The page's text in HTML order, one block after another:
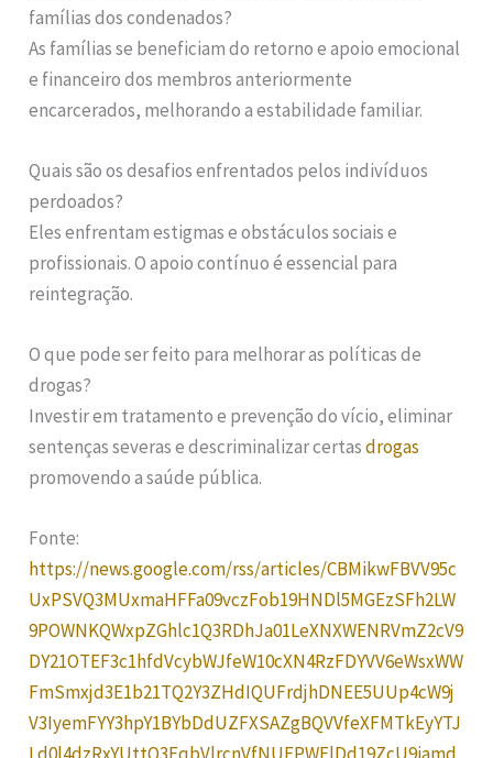
famílias dos condenados?
As famílias se beneficiam do retorno e apoio emocional
e financeiro dos membros anteriormente
encarcerados, melhorando a estabilidade familiar.
Quais são os desafios enfrentados pelos indivíduos
perdoados?
Eles enfrentam estigmas e obstáculos sociais e
profissionais. O apoio contínuo é essencial para
reintegração.
O que pode ser feito para melhorar as políticas de
drogas?
Investir em tratamento e prevenção do vício, eliminar
sentenças severas e descriminalizar certasdrogas
promovendo a saúde pública.
Fonte:
https://news.google.com/rss/articles/CBMikwFBVV95c
UxPSVQ3MUxmaHFFa09vczFob19HNDl5MGEzSFh2LW
9POWNKQWxpZGhlc1Q3RDhJa01LeXNXWENRVmZ2cV9
DY21OTEF3c1hfdVcybWJfeW10cXN4RzFDYVV6eWsxWW
FmSmxjd3E1b21TQ2Y3ZHdIQUFrdjhDNEE5UUp4cW9j
V3IyemFYY3hpY1BYbDdUZFXSAZgBQVVfeXFMTkEyYTJ